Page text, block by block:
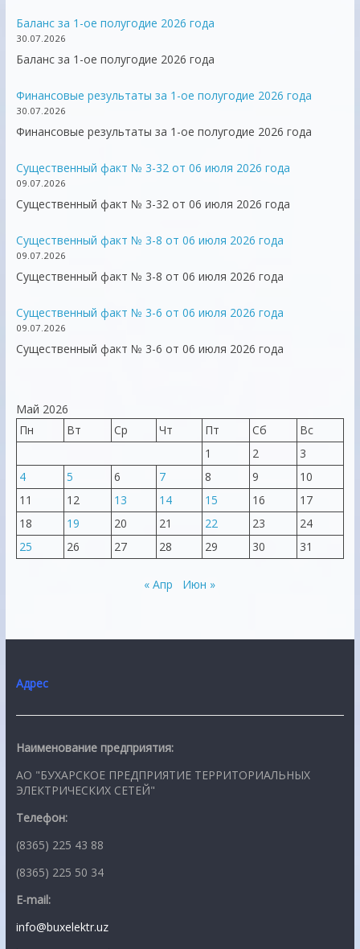
Баланс за 1-ое полугодие 2026 года
30.07.2026
Баланс за 1-ое полугодие 2026 года
Финансовые результаты за 1-ое полугодие 2026 года
30.07.2026
Финансовые результаты за 1-ое полугодие 2026 года
Существенный факт № 3-32 от 06 июля 2026 года
09.07.2026
Существенный факт № 3-32 от 06 июля 2026 года
Существенный факт № 3-8 от 06 июля 2026 года
09.07.2026
Существенный факт № 3-8 от 06 июля 2026 года
Существенный факт № 3-6 от 06 июля 2026 года
09.07.2026
Существенный факт № 3-6 от 06 июля 2026 года
Май 2026
Пн
Вт Ср Чт Пт Сб
Вс
1
2
3
4
5 6 7 8 9
10
11
12 13 14 15 16
17
18
19 20 21 22 23
24
25
26 27 28 29 30 31
« Апр Июн »
Адрес
Наименование предприятия:
АО "БУХАРСКОЕ ПРЕДПРИЯТИЕ ТЕРРИТОРИАЛЬНЫХ
ЭЛЕКТРИЧЕСКИХ СЕТЕЙ"
Телефон:
(8365) 225 43 88
(8365) 225 50 34
E-mail:
info@buxelektr.uz